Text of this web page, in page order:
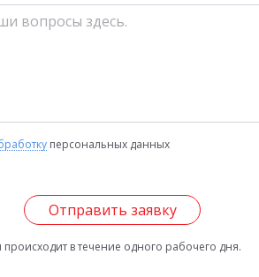
персональных данных
Отправить заявку
происходит в течение одного рабочего дня.